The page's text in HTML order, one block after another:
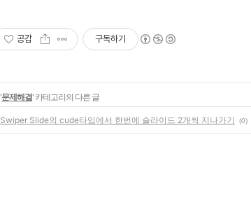
공감 구독하기
'문제해결' 카테고리의 다른 글
Swiper Slide의 cude타입에서 한번에 슬라이드 2개씩 지나가기 (0)